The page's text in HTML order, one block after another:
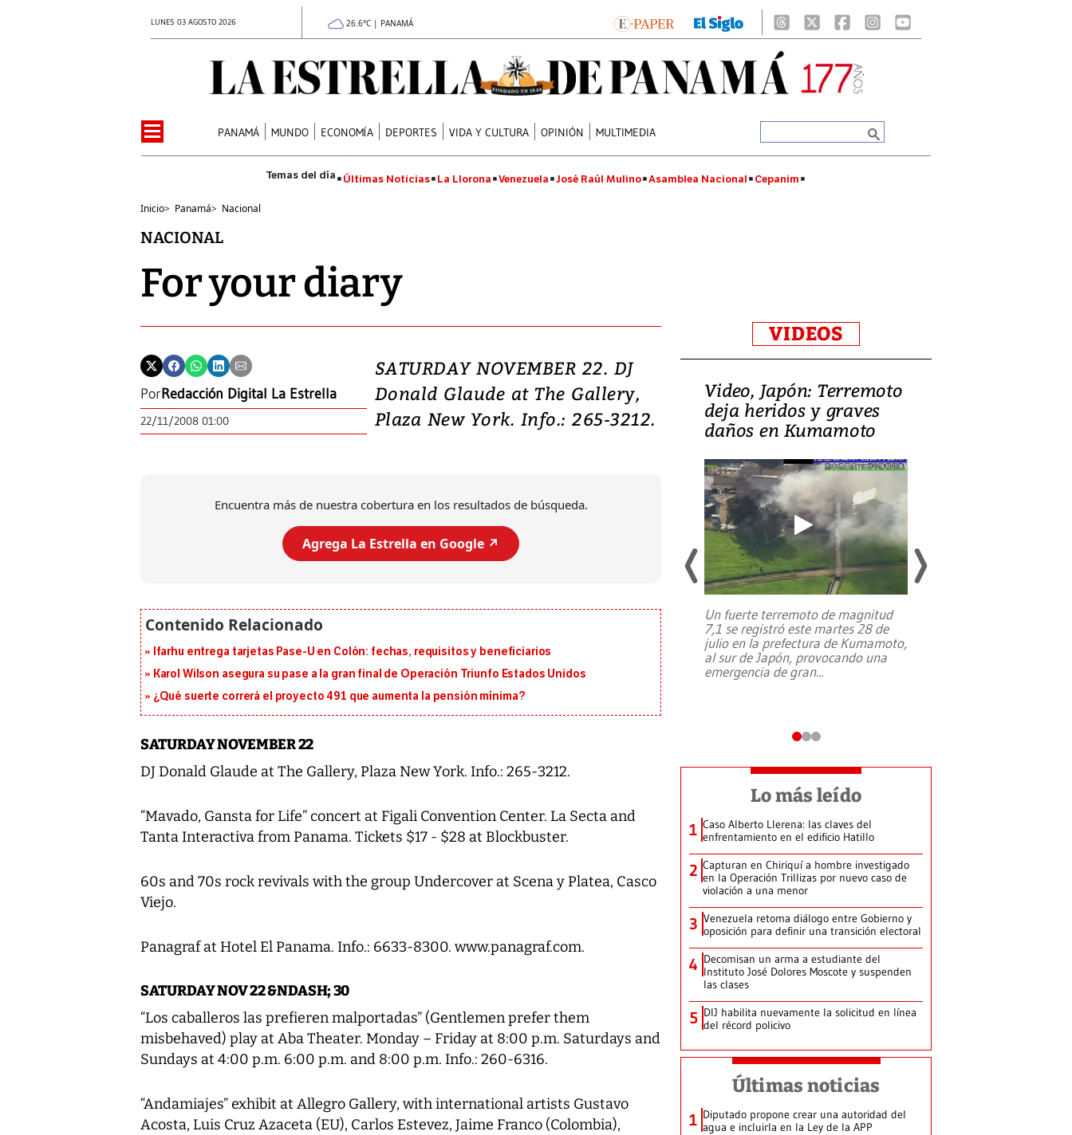
LUNES 03 AGOSTO 2026 26.6°C | PANAMÁ
PANAMÁ MUNDO ECONOMÍA DEPORTES VIDA Y CULTURA OPINIÓN MULTIMEDIA
Últimas Noticias La Llorona Venezuela José Raúl Mulino Asamblea Nacional Cepanim
Inicio> Panamá> Nacional
NACIONAL
For your diary
PorRedacción Digital La Estrella
22/11/2008 01:00
SATURDAY NOVEMBER 22. DJ
Donald Glaude at The Gallery,
Plaza New York. Info.: 265-3212.
Encuentra más de nuestra cobertura en los resultados de búsqueda.
Agrega La Estrella en Google ↗️
Ifarhu entrega tarjetas Pase-U en Colón: fechas, requisitos y beneficiarios
Karol Wilson asegura su pase a la gran final de Operación Triunfo Estados Unidos
¿Qué suerte correrá el proyecto 491 que aumenta la pensión mínima?
SATURDAY NOVEMBER 22
DJ Donald Glaude at The Gallery, Plaza New York. Info.: 265-3212.
“Mavado, Gansta for Life” concert at Figali Convention Center. La Secta and
Tanta Interactiva from Panama. Tickets $17 - $28 at Blockbuster.
60s and 70s rock revivals with the group Undercover at Scena y Platea, Casco
Viejo.
Panagraf at Hotel El Panama. Info.: 6633-8300. www.panagraf.com.
SATURDAY NOV 22 &NDASH; 30
“Los caballeros las prefieren malportadas” (Gentlemen prefer them
misbehaved) play at Aba Theater. Monday – Friday at 8:00 p.m. Saturdays and
Sundays at 4:00 p.m. 6:00 p.m. and 8:00 p.m. Info.: 260-6316.
“Andamiajes” exhibit at Allegro Gallery, with international artists Gustavo
Acosta, Luis Cruz Azaceta (EU), Carlos Estevez, Jaime Franco (Colombia),
VIDEOS
Isidro Carbonell,
director de la Lotería:
‘Vamos a ser más
Beneficencia habla de la lotería
clandestina, auditorías internas y su
plan para modernizar la institución
Video, Japón: Terremoto
deja heridos y graves
daños en Kumamoto
Un fuerte terremoto de magnitud
7,1 se registró este martes 28 de
julio en la prefectura de Kumamoto,
al sur de Japón, provocando una
emergencia de gran...
Lo más leído
1 Caso Alberto Llerena: las claves del
enfrentamiento en el edificio Hatillo
2 Capturan en Chiriquí a hombre investigado
en la Operación Trillizas por nuevo caso de
violación a una menor
3 Venezuela retoma diálogo entre Gobierno y
oposición para definir una transición electoral
4 Decomisan un arma a estudiante del
Instituto José Dolores Moscote y suspenden
las clases
5 DIJ habilita nuevamente la solicitud en línea
del récord policivo
Últimas noticias
1 Diputado propone crear una autoridad del
agua e incluirla en la Ley de la APP